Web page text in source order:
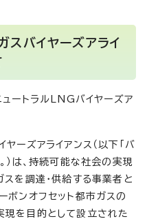
スバイヤーズアライ
ートラルLNGバイヤーズア
ーズアライアンス（以下「バ
）は、持続可能な社会の実現
スを調達・供給する事業者と
ボンオフセット都市ガスの
を目的として設立された